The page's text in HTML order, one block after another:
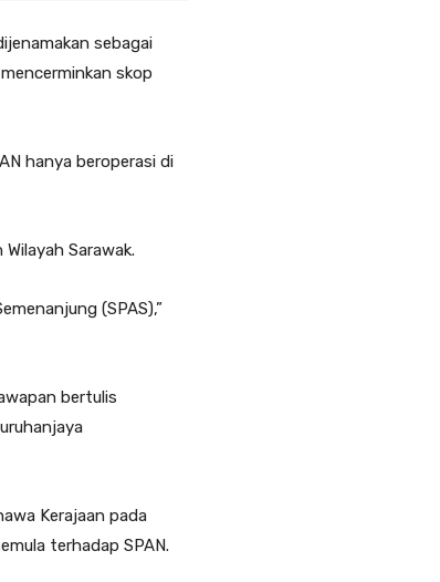
sebagai
skop
hanya beroperasi di
Sarawak.
(SPAS),”
bertulis
Kerajaan pada
terhadap SPAN.